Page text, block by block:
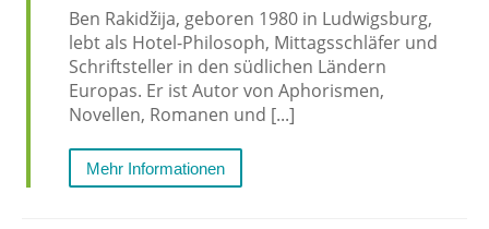
Ben Rakidžija, geboren 1980 in Ludwigsburg,
lebt als Hotel-Philosoph, Mittagsschläfer und
Schriftsteller in den südlichen Ländern
Europas. Er ist Autor von Aphorismen,
Novellen, Romanen und [...]
Mehr Informationen